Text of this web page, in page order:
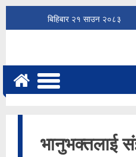
बिहिबार २१ साउन २०८३
भानुभक्तलाई